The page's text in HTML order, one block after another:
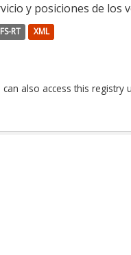
y posiciones de los
RT XML
can also access this registry